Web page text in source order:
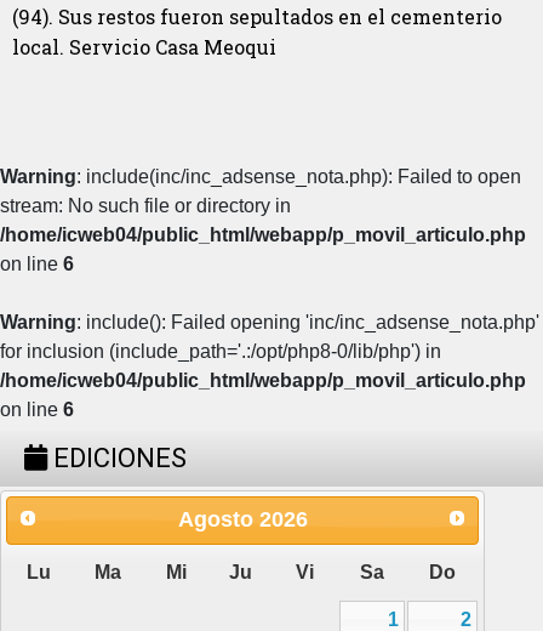
(94). Sus restos fueron sepultados en el cementerio
local. Servicio Casa Meoqui
Warning: include(inc/inc_adsense_nota.php): Failed to open
stream: No such file or directory in
/home/icweb04/public_html/webapp/p_movil_articulo.php
on line 6
Warning: include(): Failed opening 'inc/inc_adsense_nota.php'
for inclusion (include_path='.:/opt/php8-0/lib/php') in
/home/icweb04/public_html/webapp/p_movil_articulo.php
on line 6
EDICIONES
Agosto 2026
Lu Ma Mi Ju Vi Sa Do
1
2